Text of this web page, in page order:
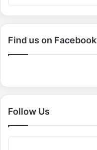
Find us on Facebook
Follow Us